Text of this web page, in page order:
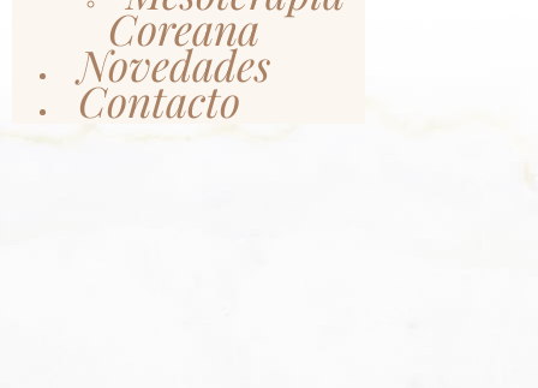
Coreana
Novedades
Contacto